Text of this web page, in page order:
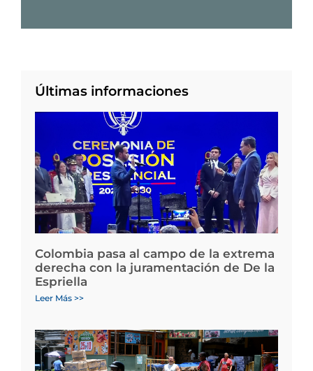
Últimas informaciones
Colombia pasa al campo de la extrema
derecha con la juramentación de De la
Espriella
Leer Más >>